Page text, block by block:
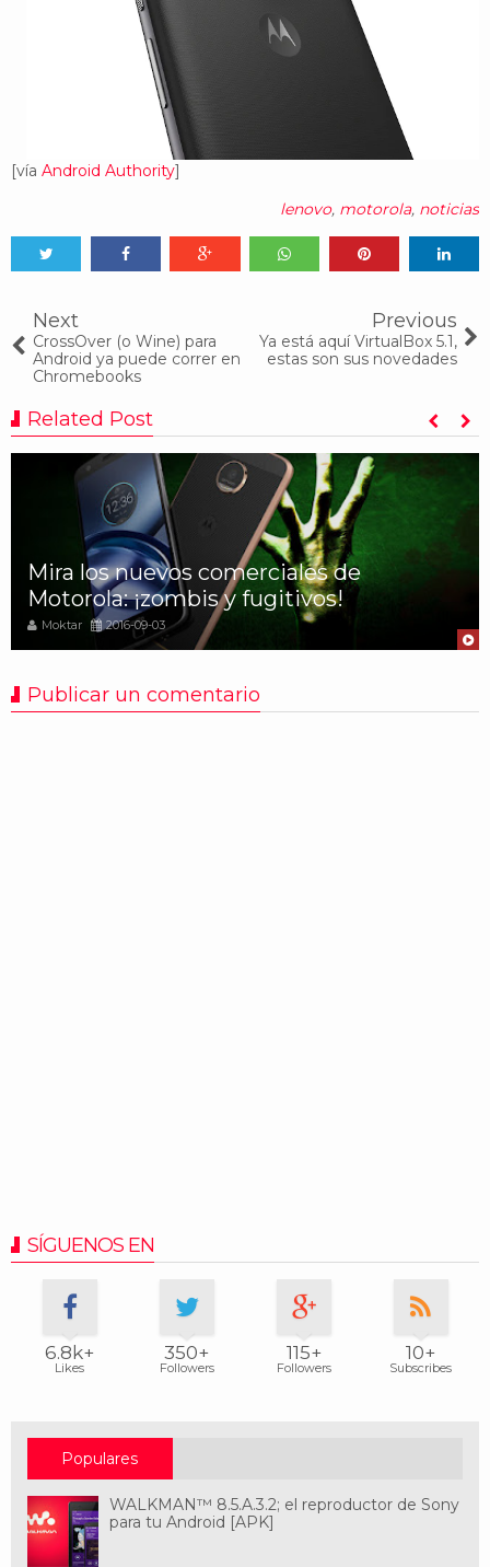
[vía Android Authority]
lenovo, motorola, noticias
Next
CrossOver (o Wine) para
Android ya puede correr en
Chromebooks
Previous
Ya está aquí VirtualBox 5.1,
estas son sus novedades
Related Post
Mira los nuevos comerciales de
Motorola: ¡zombis y fugitivos!
Moktar 2016-09-03
Publicar un comentario
SÍGUENOS EN
6.8k+
Likes
350+
Followers
115+
Followers
10+
Subscribes
Populares
WALKMAN™ 8.5.A.3.2; el reproductor de Sony
para tu Android [APK]